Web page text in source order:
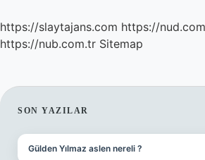
https://slaytajans.com https://
https://nub.com.tr Sitemap
SIDEBAR
SON YAZILAR
Gülden Yılmaz aslen nereli ?